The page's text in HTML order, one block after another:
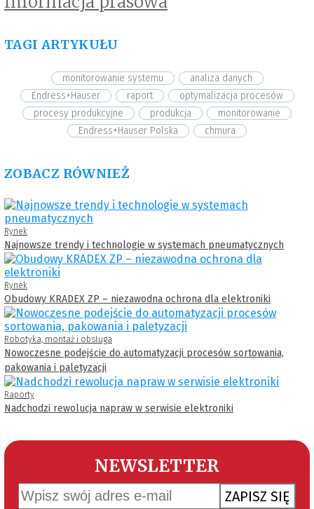
TAGI ARTYKUŁU
monitorowanie systemu
analiza danych
Endress+Hauser
raport
optymalizacja procesów
procesy produkcyjne
produkcja
monitorowanie
Endress+Hauser Polska
chmura
ZOBACZ RÓWNIEŻ
Rynek
Najnowsze trendy i technologie w systemach pneumatycznych
Rynek
Obudowy KRADEX ZP – niezawodna ochrona dla elektroniki
Robotyka, montaż i obsługa
Nowoczesne podejście do automatyzacji procesów sortowania,
pakowania i paletyzacji
Raporty
Nadchodzi rewolucja napraw w serwisie elektroniki
NEWSLETTER
ZAPISZ SIĘ